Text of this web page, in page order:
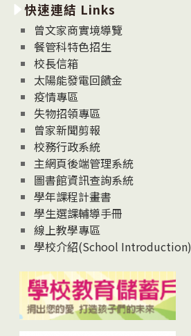
消
息
News
快速連結 Links
曾文家商實境導覽
餐管科特色招生
校長信箱
太陽能發電回饋金
疫情專區
失物招領專區
曾家新聞剪報
校務行政系統
主網頁後端管理系統
圖書館資訊查詢系統
學年課程計畫書
學生選課輔導手冊
線上教學專區
學校介紹(School Introduction)